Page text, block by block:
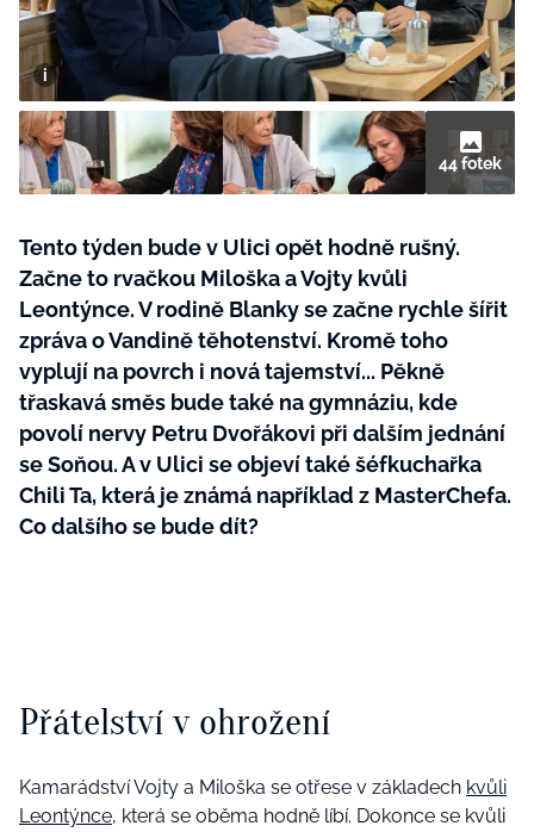
Rady a tipy
SVĚT ŽENY - 599 KČ
ROČNÍ PŘEDPLATNÉ SVĚT ŽENY +
SADA PRODUKTŮ MANA (10 ks)
44 fotek
Tento týden bude v Ulici opět hodně rušný.
Začne to rvačkou Miloška a Vojty kvůli
Leontýnce. V rodině Blanky se začne rychle šířit
zpráva o Vandině těhotenství. Kromě toho
vyplují na povrch i nová tajemství... Pěkně
třaskavá směs bude také na gymnáziu, kde
povolí nervy Petru Dvořákovi při dalším jednání
se Soňou. A v Ulici se objeví také šéfkuchařka
Chili Ta, která je známá například z MasterChefa.
Co dalšího se bude dít?
Přátelství v ohrožení
Kamarádství Vojty a Miloška se otřese v základech kvůli
Leontýnce, která se oběma hodně líbí. Dokonce se kvůli